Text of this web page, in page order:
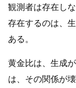
観測者は存在しな
存在するのは、
ある。
黄金比は、生成
は、その関係が